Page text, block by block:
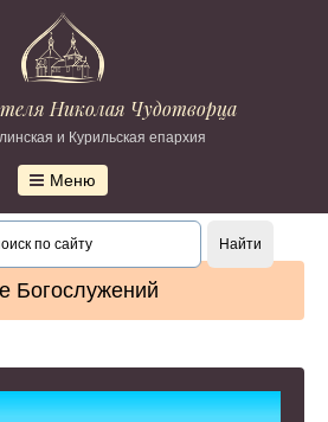
Николая Чудотворца
и Курильская епархия
Меню
Богослужений